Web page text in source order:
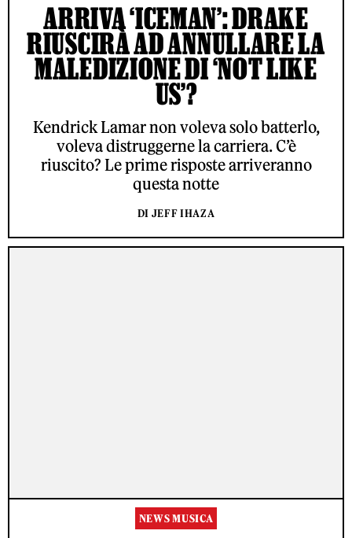
ARRIVA ‘ICEMAN’: DRAKE
RIUSCIRÀ AD ANNULLARE LA
MALEDIZIONE DI ‘NOT LIKE
US’?
Kendrick Lamar non voleva solo batterlo,
voleva distruggerne la carriera. C’è
riuscito? Le prime risposte arriveranno
questa notte
DI JEFF IHAZA
NEWS MUSICA